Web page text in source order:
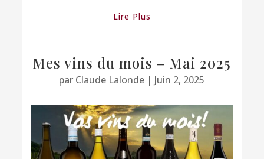
Lire Plus
Mes vins du mois – Mai 2025
par Claude Lalonde | Juin 2, 2025